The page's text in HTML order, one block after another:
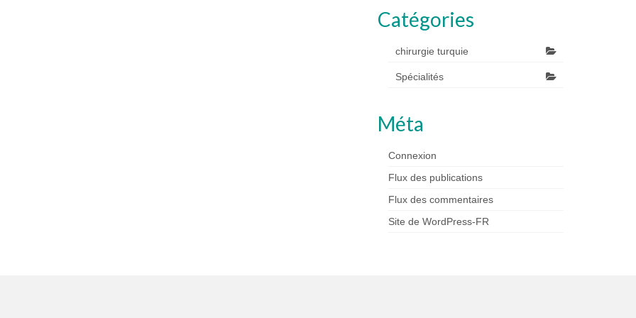
Catégories
chirurgie turquie
Spécialités
Méta
Connexion
Flux des publications
Flux des commentaires
Site de WordPress-FR